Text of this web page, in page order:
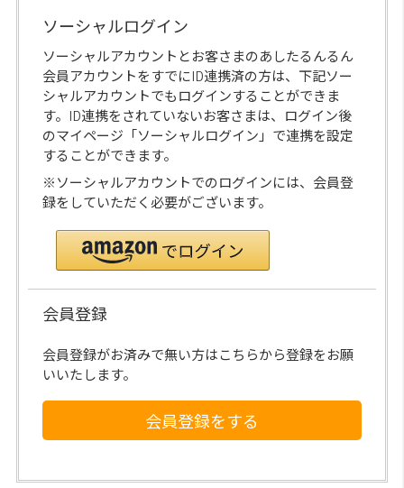
ソーシャルログイン
ソーシャルアカウントとお客さまのあしたるんるん
会員アカウントをすでにID連携済の方は、下記ソー
シャルアカウントでもログインすることができま
す。ID連携をされていないお客さまは、ログイン後
のマイページ「ソーシャルログイン」で連携を設定
することができます。
※ソーシャルアカウントでのログインには、会員登
録をしていただく必要がございます。
会員登録
会員登録がお済みで無い方はこちらから登録をお願
いいたします。
会員登録をする